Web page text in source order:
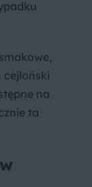
cejloński
na
ta